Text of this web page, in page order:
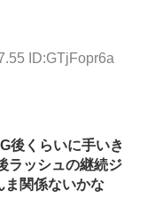
ID:GTjFopr6a
後くらいに手いき
ラッシュの継続ジ
ま関係ないかな